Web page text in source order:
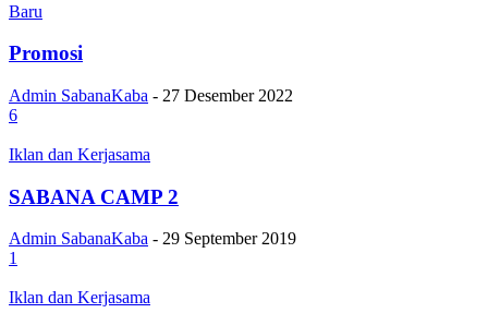
Baru
Promosi
Admin SabanaKaba - 27 Desember 2022
6
Iklan dan Kerjasama
SABANA CAMP 2
Admin SabanaKaba - 29 September 2019
1
Iklan dan Kerjasama